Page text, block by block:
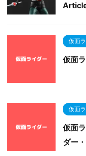
仮面
仮面
仮面
仮面
ダー